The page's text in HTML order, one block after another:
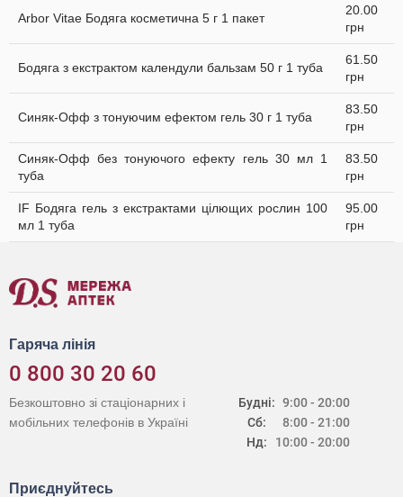
Arbor Vitae Бодяга косметична 5 г 1 пакет
20.00
грн
Бодяга з екстрактом календули бальзам 50 г 1 туба
61.50
грн
Синяк-Офф з тонуючим ефектом гель 30 г 1 туба
83.50
грн
Синяк-Офф без тонуючого ефекту гель 30 мл 1
туба
83.50
грн
IF Бодяга гель з екстрактами цілющих рослин 100
мл 1 туба
95.00
грн
Гаряча лінія
0 800 30 20 60
Будні:
Сб:
Нд:
9:00 - 20:00
8:00 - 21:00
10:00 - 20:00
Безкоштовно зі стаціонарних і
мобільних телефонів в Україні
Приєднуйтесь